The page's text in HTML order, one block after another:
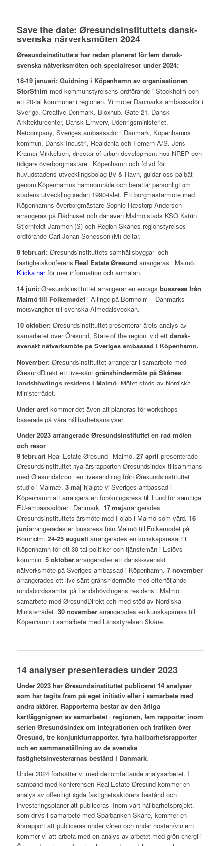
Save the date: Øresundsinstituttets dansk-
svenska närverksmöten 2024
Øresundsinstituttets har redan planerat för fem dansk-
svenska nätverksmöten och specialresor under 2024:
18-19 januari: Guidning i Köpenhamn av organisationen
StorSthlm med kommunstyrelsens ordförande i Stockholm och
ett 20-tal kommuner i regionen. Vi möter Danmarks ambassadör i
Sverige, Creative Denmark, Bloxhub, Gate 21, Dansk
Arkitekturcenter, Dansk Erhverv, Udenrigsministeriet,
Netcompany, Sveriges ambassadör i Danmark, Köpenhamns
kommun, Dansk Industri, Realdania och Femern A/S. Jens
Kramer Mikkelsen, director of urban development hos NREP och
tidigare överborgmästare i Köpenhamn och fd vd för
huvudstadens utvecklingsbolag By & Havn, guidar oss på båt
genom Köpenhamns hamnområde och berättar personligt om
stadens utveckling sedan 1990-talet. Ett borgmästarmöte med
Köpenhamns överborgmästare Sophie Hæstorp Andersen
arrangeras på Rådhuset och där även Malmö stads KSO Katrin
Stjernfeldt Jammeh (S) och Region Skånes regionstyrelses
ordförande Carl Johan Sonesson (M) deltar.
8 februari: Øresundsinstituttets samhällsbyggar- och
fastighetskonferens Real Estate Øresund arrangeras i Malmö.
Klicka härför mer information och anmälan.
14 juni:Øresundsinstituttet arrangerar en endags bussresa från
Malmö till Folkemødeti Allinge på Bornholm – Danmarks
motsvarighet till svenska Almedalsveckan.
10 oktober:Øresundsinstituttet presenterar årets analys av
samarbetet över Öresund, State of the region, vid ett dansk-
svenskt nätverksmöte på Sveriges ambassad i Köpenhamn.
November:Øresundsinstituttet arrangerar i samarbete med
ØresundDirekt ett live-sänt gränshindermöte på Skånes
landshövdings residens i Malmö. Mötet stöds av Nordiska
Ministerrådet.
Under året kommer det även att planeras för workshops
baserade på våra hållbarhetsanalyser.
Under 2023 arrangerade Øresundsinstituttet en rad möten
och resor
9 februari Real Estate Øresund i Malmö. 27 april presenterade
Øresundsinstituttet nya årsrapporten Øresundsindex tillsammans
med Øresundsbron i en livesändning från Øresundsinstituttet
studio i Malmæ. 3 maj hjälpte vi Sveriges ambassad i
Köpenhamn att arrangera en forskningsresa till Lund för samtliga
EU-ambassadörer i Danmark. 17 majarrangerades
Øresundsinstituttets årsmöte med Fojab i Malmö som värd. 16
juniarrangerades en bussresa från Malmö till Folkemødet på
Bornholm. 24-25 augusti arrangerades en kunskapsresa till
Köpenhamn för ett 30-tal politiker och tjänstemän i Eslövs
kommun. 5 oktoberarrangerades ett dansk-svenskt
nätverksmöte på Sveriges ambassad i Köpenhamn. 7 november
arrangerades ett live-sänt gränshidermöte med efterföljande
rundabordssamtal på Landshövdingens residens i Malmö i
samarbete med ØresundDirekt och med stöd av Nordiska
Ministerrådet. 30 novemberarrangerades en kunskapsresa till
Köpenhamn i samarbete med Länsstyrelsen Skåne.
14 analyser presenterades under 2023
Under 2023 har Øresundsinstituttet publicerat 14 analyser
som har tagits fram på eget initiativ eller i samarbete med
andra aktörer. Rapporterna består av den årliga
kartläggnignen av samarbetet i regionen, fem rapporter inom
serien Øresundsindex om integrationen och trafiken över
Öresund, tre konjunkturrapporter, fyra hållbarhetsrapporter
och en sammanställning av de svenska
fastighetsinvesterarnas bestånd i Danmark.
Under 2024 fortsätter vi med det omfattande analysarbetet. I
samband med konferensen Real Estate Øresund kommer en
analys av offentligt ägda fastighetsaktörers bestånd och
investeringsplaner att publiceras. Inom vårt hållbarhetsprojekt,
som drivs i samarbete med Sparbanken Skåne, kommer en
årsrapport att publiceras under våren och under hösten/vintern
kommer vi att arbeta med en analys av arbetet med grön energi i